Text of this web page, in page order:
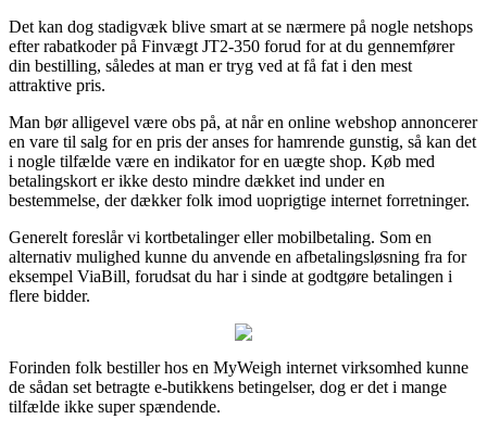
Det kan dog stadigvæk blive smart at se nærmere på nogle netshops
efter rabatkoder på Finvægt JT2-350 forud for at du gennemfører
din bestilling, således at man er tryg ved at få fat i den mest
attraktive pris.
Man bør alligevel være obs på, at når en online webshop annoncerer
en vare til salg for en pris der anses for hamrende gunstig, så kan det
i nogle tilfælde være en indikator for en uægte shop. Køb med
betalingskort er ikke desto mindre dækket ind under en
bestemmelse, der dækker folk imod uoprigtige internet forretninger.
Generelt foreslår vi kortbetalinger eller mobilbetaling. Som en
alternativ mulighed kunne du anvende en afbetalingsløsning fra for
eksempel ViaBill, forudsat du har i sinde at godtgøre betalingen i
flere bidder.
Forinden folk bestiller hos en MyWeigh internet virksomhed kunne
de sådan set betragte e-butikkens betingelser, dog er det i mange
tilfælde ikke super spændende.